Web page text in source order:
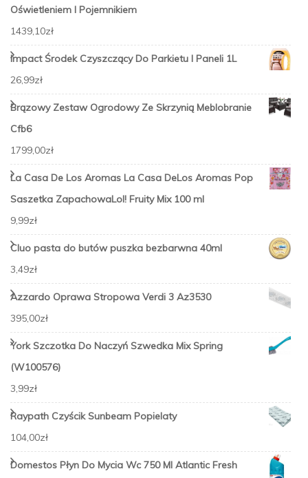
Oświetleniem I Pojemnikiem
1439,10zł
Impact Środek Czyszczący Do Parkietu I Paneli 1L
26,99zł
Brązowy Zestaw Ogrodowy Ze Skrzynią Meblobranie
Cfb6
1799,00zł
La Casa De Los Aromas La Casa DeLos Aromas Pop
Saszetka ZapachowaLol! Fruity Mix 100 ml
9,99zł
Cluo pasta do butów puszka bezbarwna 40ml
3,49zł
Azzardo Oprawa Stropowa Verdi 3 Az3530
395,00zł
York Szczotka Do Naczyń Szwedka Mix Spring
(W100576)
3,99zł
Raypath Czyścik Sunbeam Popielaty
104,00zł
Domestos Płyn Do Mycia Wc 750 Ml Atlantic Fresh